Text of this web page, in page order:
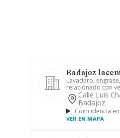
Badajoz
Lavadero,
relacionado con
Calle Luis
Badajoz
Coincidencia
VER EN MAPA